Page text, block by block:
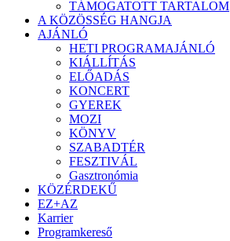
TÁMOGATOTT TARTALOM
A KÖZÖSSÉG HANGJA
AJÁNLÓ
HETI PROGRAMAJÁNLÓ
KIÁLLÍTÁS
ELŐADÁS
KONCERT
GYEREK
MOZI
KÖNYV
SZABADTÉR
FESZTIVÁL
Gasztronómia
KÖZÉRDEKŰ
EZ+AZ
Karrier
Programkereső